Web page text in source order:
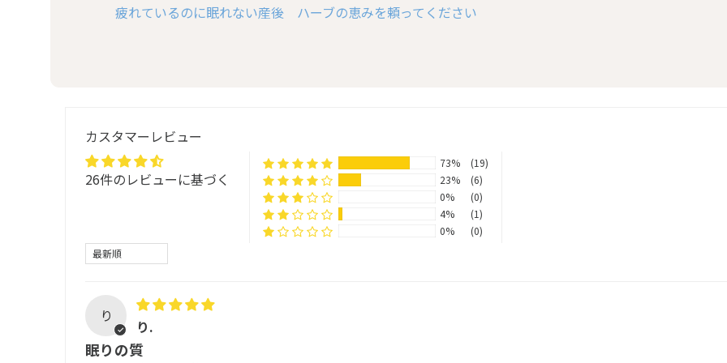
疲れているのに眠れない産後 ハーブの恵みを頼ってください
カスタマーレビュー
26件のレビューに基づく
73%
(19)
23%
(6)
0%
(0)
4%
(1)
0%
(0)
Sort by
り
り.
眠りの質